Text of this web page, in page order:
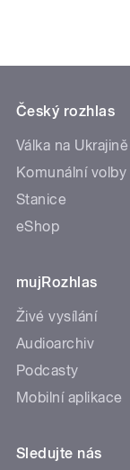
Český rozhlas
Válka na Ukrajině
Komunální volby
Stanice
eShop
mujRozhlas
Živé vysílání
Audioarchiv
Podcasty
Mobilní aplikace
Sledujte nás